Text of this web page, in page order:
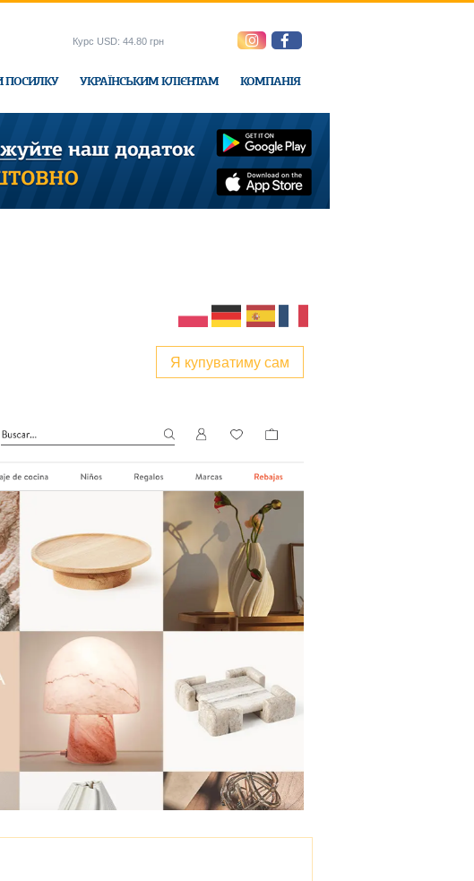
ПОСИЛКУ УКРАЇНСЬКИМ КЛІЄНТАМ КОМПАНІЯ
Курс USD: 44.80 грн
Ukraine-Express
Я купуватиму сам